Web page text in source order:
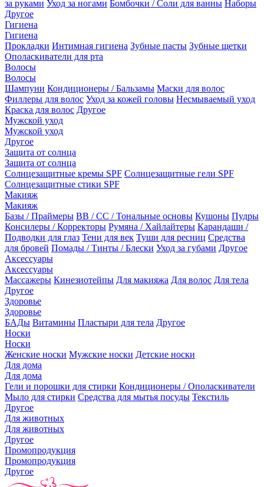
за руками Уход за ногами Бомбочки / Соли для ванны Наборы
Другое
Гигиена
Гигиена
Прокладки Интимная гигиена Зубные пасты Зубные щетки
Ополаскиватели для рта
Волосы
Волосы
Шампуни Кондиционеры / Бальзамы Маски для волос
Филлеры для волос Уход за кожей головы Несмываемый уход
Краска для волос Другое
Мужской уход
Мужской уход
Другое
Защита от солнца
Защита от солнца
Солнцезащитные кремы SPF Солнцезащитные гели SPF
Солнцезащитные стики SPF
Макияж
Макияж
Базы / Праймеры BB / CC / Тональные основы Кушоны Пудры
Консилеры / Корректоры Румяна / Хайлайтеры Карандаши /
Подводки для глаз Тени для век Туши для ресниц Средства
для бровей Помады / Тинты / Блески Уход за губами Другое
Аксессуары
Аксессуары
Массажеры Кинезиотейпы Для макияжа Для волос Для тела
Другое
Здоровье
Здоровье
БАДы Витамины Пластыри для тела Другое
Носки
Носки
Женские носки Мужские носки Детские носки
Для дома
Для дома
Гели и порошки для стирки Кондиционеры / Ополаскиватели
Мыло для стирки Средства для мытья посуды Текстиль
Другое
Для животных
Для животных
Другое
Промопродукция
Промопродукция
Другое